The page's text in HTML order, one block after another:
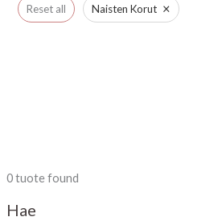
0tuote found
Hae
Reset all Naisten Korut ×